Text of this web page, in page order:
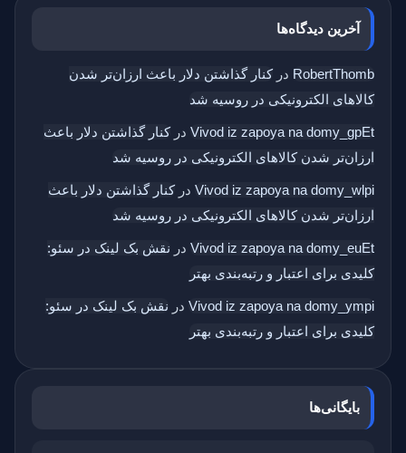
آخرین دیدگاه‌ها
RobertThomb درکنار گذاشتن دلار باعث ارزان‌تر شدن
کالاهای الکترونیکی در روسیه شد
Vivod iz zapoya na domy_gpEt درکنار گذاشتن دلار باعث
ارزان‌تر شدن کالاهای الکترونیکی در روسیه شد
Vivod iz zapoya na domy_wlpi درکنار گذاشتن دلار باعث
ارزان‌تر شدن کالاهای الکترونیکی در روسیه شد
Vivod iz zapoya na domy_euEt در نقش بک‌ لینک در سئو:
کلیدی برای اعتبار و رتبه‌بندی بهتر
Vivod iz zapoya na domy_ympi در نقش بک‌ لینک در سئو:
کلیدی برای اعتبار و رتبه‌بندی بهتر
بایگانی‌ها